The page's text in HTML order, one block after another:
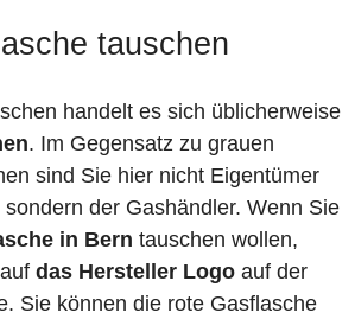
tauschen
handelt es sich üblicherweise
. Im Gegensatz zu grauen
sind Sie hier nicht Eigentümer
der Gashändler. Wenn Sie
in Bern tauschen wollen,
das Hersteller Logo auf der
Sie können die rote Gasflasche